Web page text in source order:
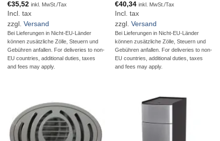
€35,52 inkl. MwSt./Tax
Incl. tax
zzgl. Versand
Bei Lieferungen in Nicht-EU-Länder
können zusätzliche Zölle, Steuern und
Gebühren anfallen. For deliveries to non-
EU countries, additional duties, taxes
and fees may apply.
€40,34 inkl. MwSt./Tax
Incl. tax
zzgl. Versand
Bei Lieferungen in Nicht-EU-Länder
können zusätzliche Zölle, Steuern und
Gebühren anfallen. For deliveries to non-
EU countries, additional duties, taxes
and fees may apply.